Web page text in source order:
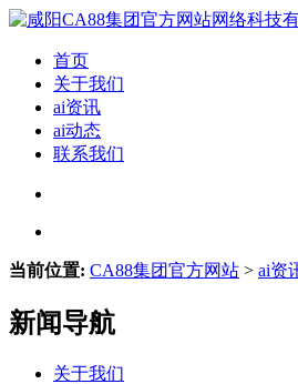
首页
关于我们
ai资讯
ai动态
联系我们
当前位置: CA88集团官方网站 > ai资
新闻导航
关于我们